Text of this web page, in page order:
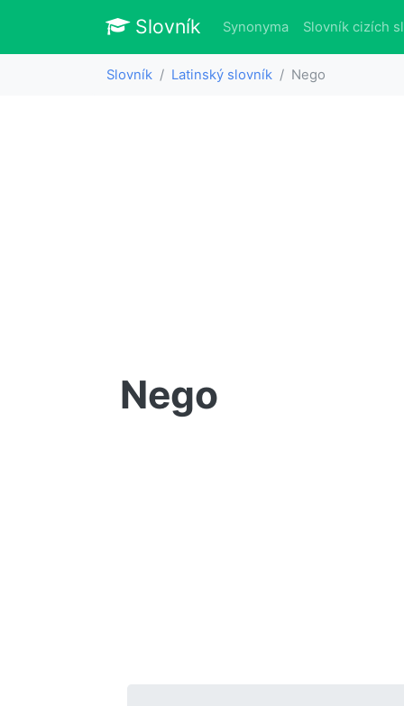
Slovník Slovník
Synonyma Slovník cizích
Slovník Latinský slovník Nego
Nego